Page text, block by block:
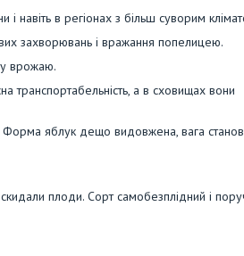
і навіть в регіонах з більш суворим
захворювань і вражання попелицею.
врожаю.
транспортабельність, а в сховищах вони
яблук дещо видовжена, вага
плоди. Сорт самобезплідний і